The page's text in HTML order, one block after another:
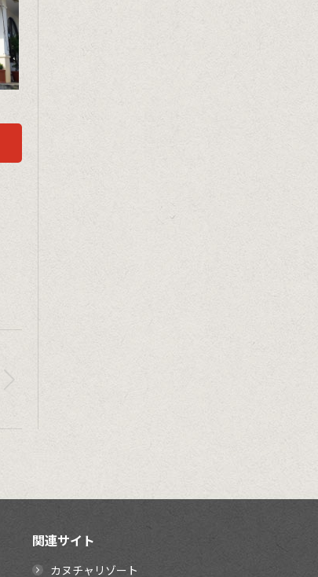
関連サイト
カヌチャリゾート